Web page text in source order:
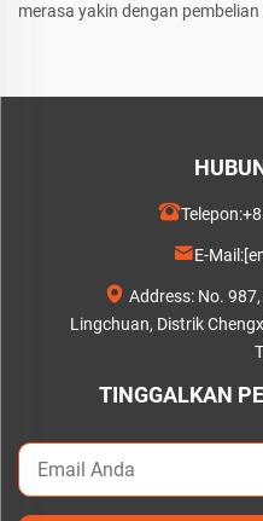
merasa yakin dengan pembelian
Telepon:
E-Mail:
Address: No.
Lingchuan, Distrik
TINGGALKAN